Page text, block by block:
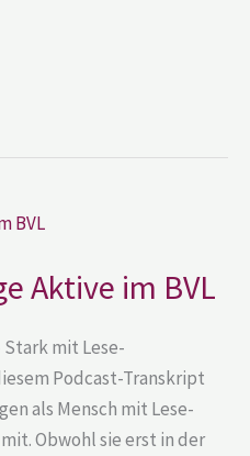
Aktive im BVL
mit Lese-
Podcast-Transkript
als Mensch mit Lese-
Obwohl sie erst in der